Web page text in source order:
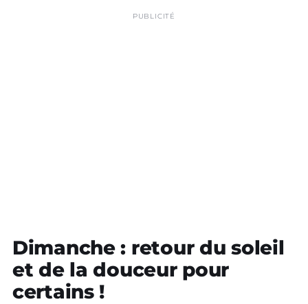
PUBLICITÉ
Dimanche : retour du soleil
et de la douceur pour
certains !